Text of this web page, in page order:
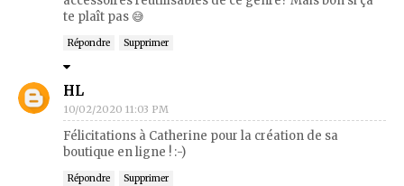
te plaît pas 😅
Répondre Supprimer
HL
10/02/2020 11:03 PM
Félicitations à Catherine pour la création de sa
boutique en ligne ! :-)
Répondre Supprimer